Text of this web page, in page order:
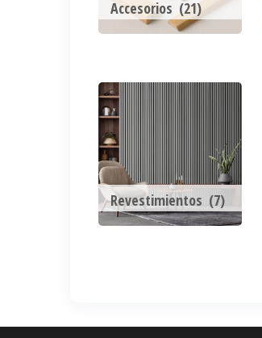
Accesorios (21)
Revestimientos (7)